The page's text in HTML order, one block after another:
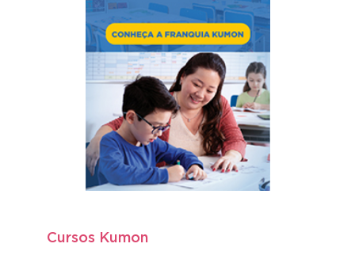
Cursos Kumon